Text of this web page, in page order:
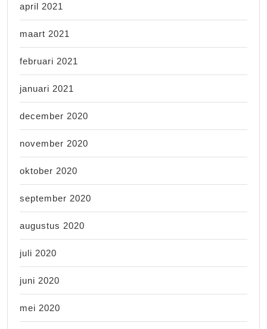
april 2021
maart 2021
februari 2021
januari 2021
december 2020
november 2020
oktober 2020
september 2020
augustus 2020
juli 2020
juni 2020
mei 2020